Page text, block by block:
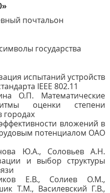
почтальон
государства
испытаний устройств
IEEE 802.11
О.П. Математические
оценки степени
городах
вложений в
потенциалом ОАО
Ю.А., Соловьев А.Н.
и выбор структуры
Е.В., Солиев О.М.,
Т.М., Василевский Г.В.,